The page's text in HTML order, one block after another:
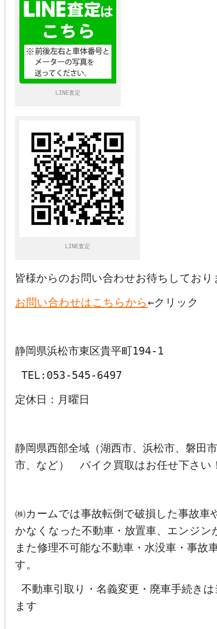
LINE査定
LINE査定
皆様からのお問い合わせお待ちしており
お問い合わせはこちらから←クリック
静岡県浜松市東区貴平町194-1
TEL:053-545-6497
定休日：月曜日
静岡県西部全域（湖西市、浜松市、磐田
市、など） バイク買取はお任せ下さい
㈱カームでは事故転倒で破損した事故車
かなくなった不動車・放置車、エンジン
また修理不可能な不動車・水没車・事故
す。
不動車引取り・名義変更・廃車手続き
ます